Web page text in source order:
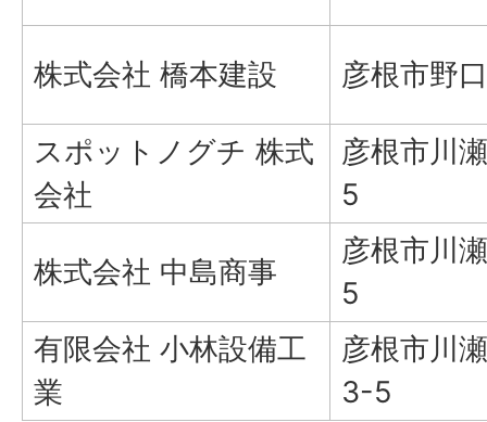
株式会社 橋本建設 彦根市野
スポットノグチ 株式
会社
彦根市川
5
株式会社 中島商事
彦根市川
5
有限会社 小林設備工
業
彦根市川
3-5